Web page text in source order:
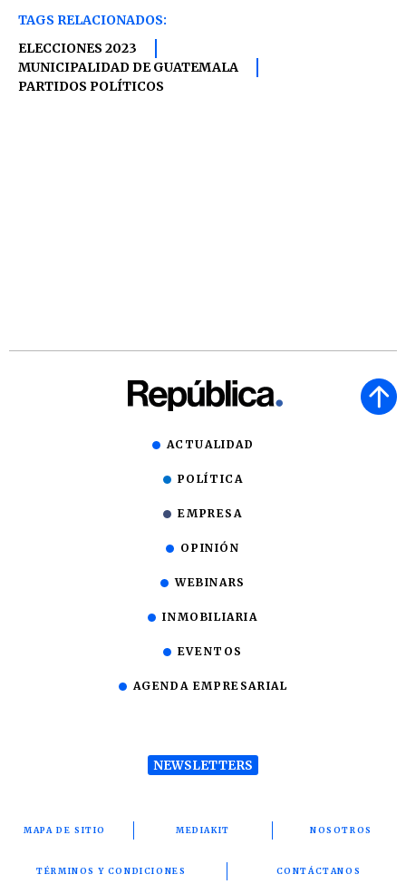
TAGS RELACIONADOS:
ELECCIONES 2023
MUNICIPALIDAD DE GUATEMALA
PARTIDOS POLÍTICOS
ACTUALIDAD
POLÍTICA
EMPRESA
OPINIÓN
WEBINARS
INMOBILIARIA
EVENTOS
AGENDA EMPRESARIAL
NEWSLETTERS
MAPA DE SITIO MEDIAKIT NOSOTROS
TÉRMINOS Y CONDICIONES CONTÁCTANOS